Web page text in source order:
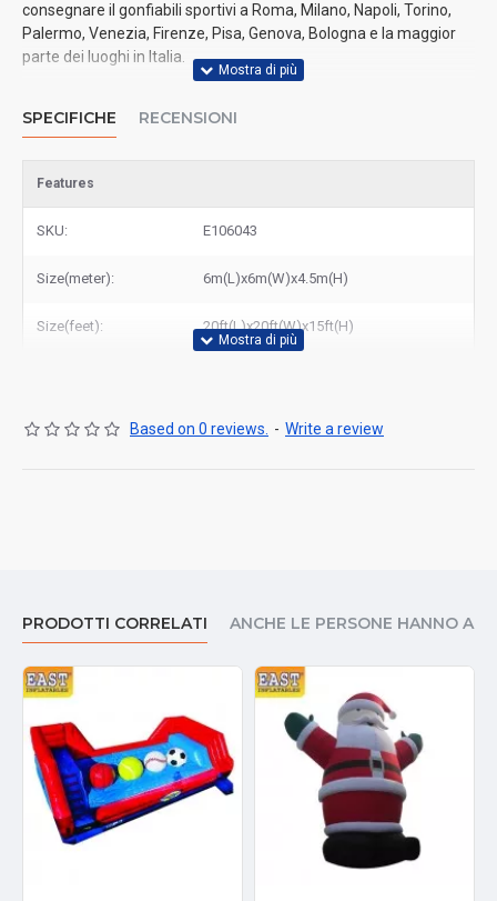
consegnare il gonfiabili sportivi a Roma, Milano, Napoli, Torino,
Palermo, Venezia, Firenze, Pisa, Genova, Bologna e la maggior
parte dei luoghi in Italia.
SPECIFICHE RECENSIONI
Features
SKU: E106043
Size(meter): 6m(L)x6m(W)x4.5m(H)
Size(feet): 20ft(L)x20ft(W)x15ft(H)
Based on 0 reviews. - Write a review
PRODOTTI CORRELATI ANCHE LE PERSONE HANNO